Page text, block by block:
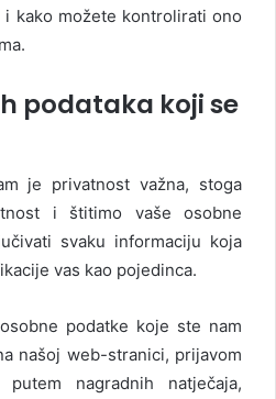
kako možete kontrolirati ono
podataka koji se
je privatnost važna, stoga
i štitimo vaše osobne
svaku informaciju koja
vas kao pojedinca.
podatke koje ste nam
našoj web-stranici, prijavom
nagradnih natječaja,